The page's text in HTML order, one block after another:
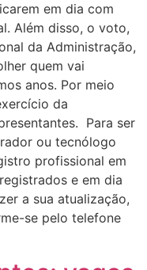
em dia com
Além disso, o voto,
da Administração,
quem vai
anos. Por meio
da
Para ser
ou tecnólogo
profissional em
e em dia
a sua atualização,
se pelo telefone